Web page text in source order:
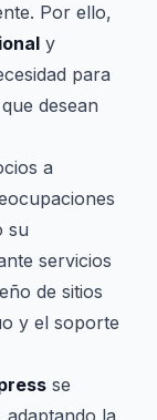
Por ello,
y
para
que desean
a
su
servicios
de sitios
y el soporte
se
la